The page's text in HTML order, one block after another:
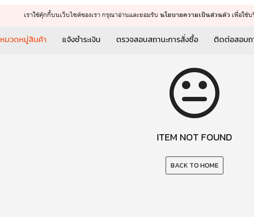
จัดการรถเข็น ดำเนินการต่อ
เราใช้คุ๊กกี้บนเว็บไซต์ของเรา กรุณาอ่านและยอมรับนโยบายความเป็นส่วนตัว เพื่อใช้
หมวดหมู่สินค้า แจ้งชำระเงิน ตรวจสอบสถานะการสั่งซื้อ ติดต่อสอบถ
ITEM NOT FOUND
BACK TO HOME